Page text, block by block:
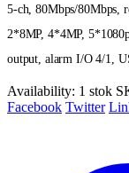
5-ch, 80Mbps/80Mbps,
2*8MP, 4*4MP,
output, alarm I/O 4/1,
Availability: 1 stok
Facebook Twitter